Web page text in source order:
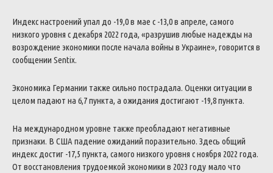
Индекс настроений упал до -19,0 в мае с -13,0 в апреле, самого
низкого уровня с декабря 2022 года, «разрушив любые надежды на
возрождение экономики после начала войны в Украине», говорится в
сообщении Sentix.
Экономика Германии также сильно пострадала. Оценки ситуации в
целом падают на 6,7 пункта, а ожидания достигают -19,8 пункта.
На международном уровне также преобладают негативные
признаки. В США падение ожиданий поразительно. Здесь общий
индекс достиг -17,5 пункта, самого низкого уровня с ноября 2022 года.
От восстановления трудоемкой экономики в 2023 году мало что